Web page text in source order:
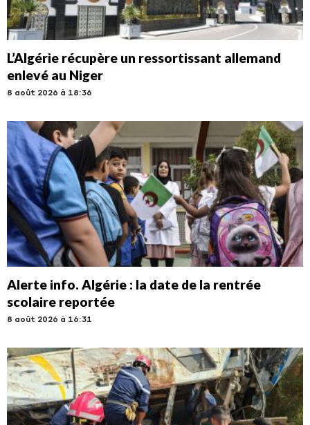
L’Algérie récupère un ressortissant allemand
enlevé au Niger
8 août 2026 à 18:36
Alerte info. Algérie : la date de la rentrée
scolaire reportée
8 août 2026 à 16:31